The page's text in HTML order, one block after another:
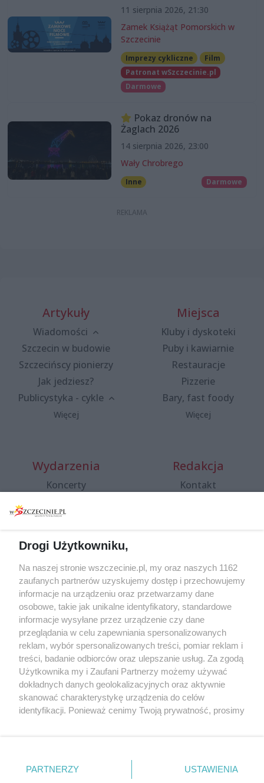
11 sierpnia 2026, 21:30
Zamek Książąt Pomorskich w
Szczecinie
Imprezy cykliczne
Film
Patronat wSzczecinie.pl
Darmowe
Pokaz dronów na
Żaglach 2026
14 sierpnia 2026, 23:00
Wały Chrobrego
Inne Darmowe
Artykuły
Wiadomości
Szczecin w budowie
Szczecińscy pionierzy
Jak jedziesz?
Publicystyka - cykle
Więcej
Miejsca
Kluby i dyskoteki
Puby i kawiarnie
Restauracje
Pizzerie
Bary, fast foody
Więcej
Wydarzenia
Koncerty
Spacery i oprowadzania
targi
Wernisaże
Więcej
Redakcja
Kontakt
Specjalny koncert z okazji
20. urodzin portalu
wSzczecinie.pl
Regulamin konkursów
śniadaniówka "Hej
Szczecin! Jest piątek!"
Partnerzy
Praca Szczecin
Drogi Użytkowniku,
Na naszej stronie wszczecinie.pl, my oraz naszych 1162
zaufanych partnerów uzyskujemy dostęp i przechowujemy
informacje na urządzeniu oraz przetwarzamy dane
osobowe, takie jak unikalne identyfikatory, standardowe
informacje wysyłane przez urządzenie czy dane
przeglądania w celu zapewniania spersonalizowanych
reklam, wybór spersonalizowanych treści, pomiar reklam i
treści, badanie odbiorców oraz ulepszanie usług. Za zgodą
Użytkownika my i Zaufani Partnerzy możemy używać
dokładnych danych geolokalizacyjnych oraz aktywnie
skanować charakterystykę urządzenia do celów
identyfikacji. Ponieważ cenimy Twoją prywatność, prosimy
prywatności znajdujący się w lewym dolnym rogu strony
. Niektóre rodzaje przetwarzania danych nie wymagają
PARTNERZY USTAWIENIA